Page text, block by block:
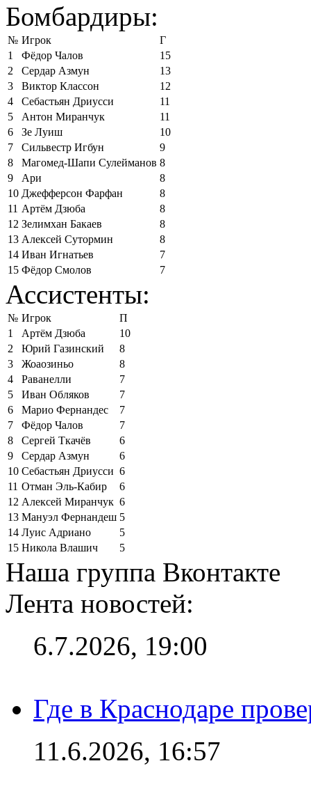
Бомбардиры:
№ Игрок
Г
1
Фёдор Чалов
15
2
Сердар Азмун
13
3
Виктор Классон
12
4
Себастьян Дриусси
11
5
Антон Миранчук
11
6
Зе Луиш
10
7
Сильвестр Игбун
9
8
Магомед-Шапи Сулейманов 8
9
Ари
8
10 Джефферсон Фарфан
8
11 Артём Дзюба
8
12 Зелимхан Бакаев
8
13 Алексей Сутормин
8
14 Иван Игнатьев
7
15 Фёдор Смолов 7
Ассистенты:
№ Игрок
П
1
Артём Дзюба
10
2
Юрий Газинский
8
3
Жоаозиньо
8
4
Раванелли
7
5
Иван Обляков
7
6
Марио Фернандес
7
7
Фёдор Чалов
7
8
Сергей Ткачёв
6
9
Сердар Азмун
6
10 Себастьян Дриусси 6
11 Отман Эль-Кабир
6
12 Алексей Миранчук 6
13 Мануэл Фернандеш 5
14 Луис Адриано
5
15 Никола Влашич 5
Наша группа Вконтакте
Лента новостей:
6.7.2026, 19:00
Где в Краснодаре
11.6.2026, 16:57